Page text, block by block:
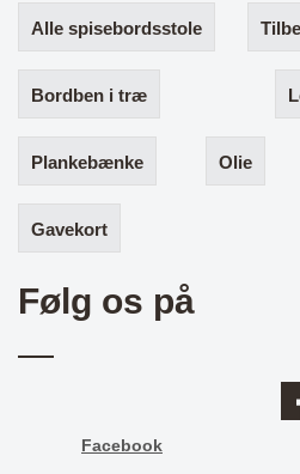
Alle spisebordsstole
Bordben i træ
Plankebænke Olie
Gavekort
Følg os på
Facebook